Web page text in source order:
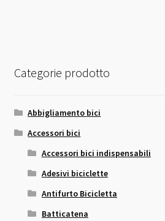
Categorie prodotto
Abbigliamento bici
Accessori bici
Accessori bici indispensabili
Adesivi biciclette
Antifurto Bicicletta
Batticatena